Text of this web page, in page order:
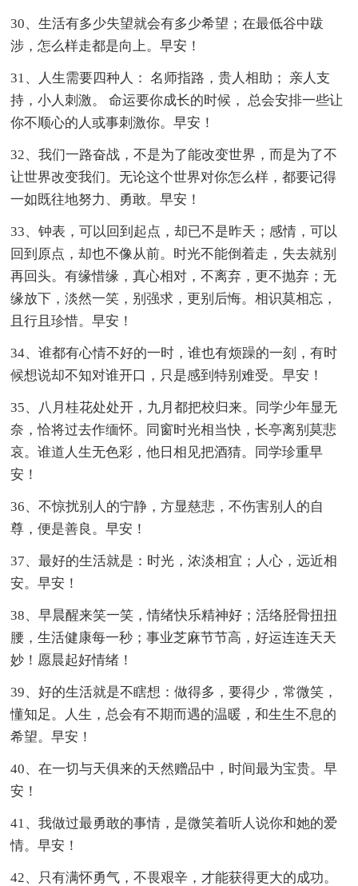
30、生活有多少失望就会有多少希望；在最低谷中跋
涉，怎么样走都是向上。早安！
31、人生需要四种人： 名师指路，贵人相助； 亲人支
持，小人刺激。 命运要你成长的时候， 总会安排一些让
你不顺心的人或事刺激你。早安！
32、我们一路奋战，不是为了能改变世界，而是为了不
让世界改变我们。无论这个世界对你怎么样，都要记得
一如既往地努力、勇敢。早安！
33、钟表，可以回到起点，却已不是昨天；感情，可以
回到原点，却也不像从前。时光不能倒着走，失去就别
再回头。有缘惜缘，真心相对，不离弃，更不抛弃；无
缘放下，淡然一笑，别强求，更别后悔。相识莫相忘，
且行且珍惜。早安！
34、谁都有心情不好的一时，谁也有烦躁的一刻，有时
候想说却不知对谁开口，只是感到特别难受。早安！
35、八月桂花处处开，九月都把校归来。同学少年显无
奈，恰将过去作缅怀。同窗时光相当快，长亭离别莫悲
哀。谁道人生无色彩，他日相见把酒猜。同学珍重早
安！
36、不惊扰别人的宁静，方显慈悲，不伤害别人的自
尊，便是善良。早安！
37、最好的生活就是：时光，浓淡相宜；人心，远近相
安。早安！
38、早晨醒来笑一笑，情绪快乐精神好；活络胫骨扭扭
腰，生活健康每一秒；事业芝麻节节高，好运连连天天
妙！愿晨起好情绪！
39、好的生活就是不瞎想：做得多，要得少，常微笑，
懂知足。人生，总会有不期而遇的温暖，和生生不息的
希望。早安！
40、在一切与天俱来的天然赠品中，时间最为宝贵。早
安！
41、我做过最勇敢的事情，是微笑着听人说你和她的爱
情。早安！
42、只有满怀勇气，不畏艰辛，才能获得更大的成功。